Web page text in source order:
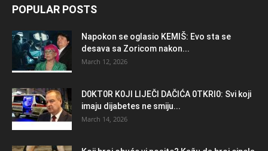
POPULAR POSTS
Napokon se oglasio KEMlŠ: Evo sta se
desava sa Zoricom nakon...
March 12, 2026
D0KT0R K0Jl LlJEČl DAČlĆA 0TKRl0: Svi koji
imaju dijabetes ne smiju...
March 14, 2026